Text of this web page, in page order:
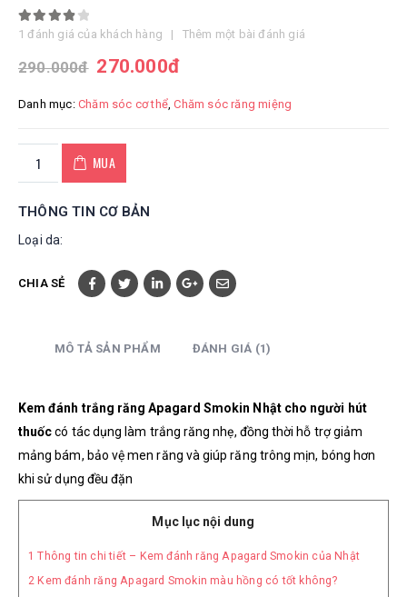
4.00out of 5
1 đánh giá của khách hàng | Thêm một bài đánh giá
290.000đ 270.000đ
Danh mục: Chăm sóc cơ thể,Chăm sóc răng miệng
MUA
THÔNG TIN CƠ BẢN
Loại da:
CHIA SẺ
MÔ TẢ SẢN PHẨM ĐÁNH GIÁ (1)
Kem đánh trắng răng Apagard Smokin Nhật cho người hút
thuốccó tác dụng làm trắng răng nhẹ, đồng thờihỗ trợ giảm
mảng bám, bảo vệ men răng và giúp răng trông mịn, bóng hơn
khi sử dụng đều đặn
Mục lục nội dung
1 Thông tin chi tiết – Kem đánh răng Apagard Smokin của Nhật
2 Kem đánh răng Apagard Smokin màu hồng có tốt không?